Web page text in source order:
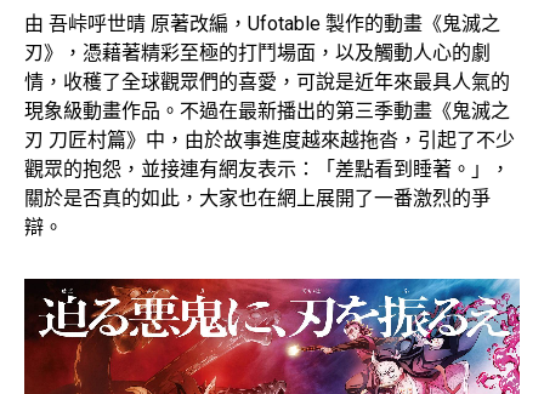
由 吾峠呼世晴 原著改編，Ufotable 製作的動畫《鬼滅之
刃》，憑藉著精彩至極的打鬥場面，以及觸動人心的劇
情，收穫了全球觀眾們的喜愛，可說是近年來最具人氣的
現象級動畫作品。不過在最新播出的第三季動畫《鬼滅之
刃 刀匠村篇》中，由於故事進度越來越拖沓，引起了不少
觀眾的抱怨，並接連有網友表示：「差點看到睡著。」，
關於是否真的如此，大家也在網上展開了一番激烈的爭
辯。